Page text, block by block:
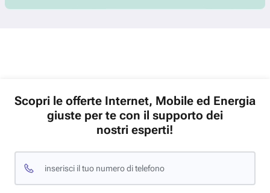
Scopri le offerte Internet, Mobile ed Energia
giuste per te con il supporto dei
nostri esperti!
inserisci il tuo numero di telefono